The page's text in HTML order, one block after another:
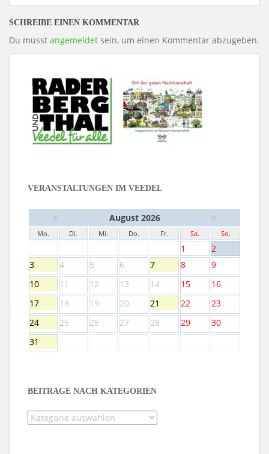
SCHREIBE EINEN KOMMENTAR
Du musst angemeldet sein, um einen Kommentar abzugeben.
VERANSTALTUNGEN IM VEEDEL
< August 2026 >
Mo. Di. Mi. Do. Fr. Sa. So.
1
2
3
4 5 6 7 8
9
10
11 12 13 14 15
16
17
18 19 20 21 22
23
24
25 26 27 28 29
30
31
BEITRÄGE NACH KATEGORIEN
Beiträge